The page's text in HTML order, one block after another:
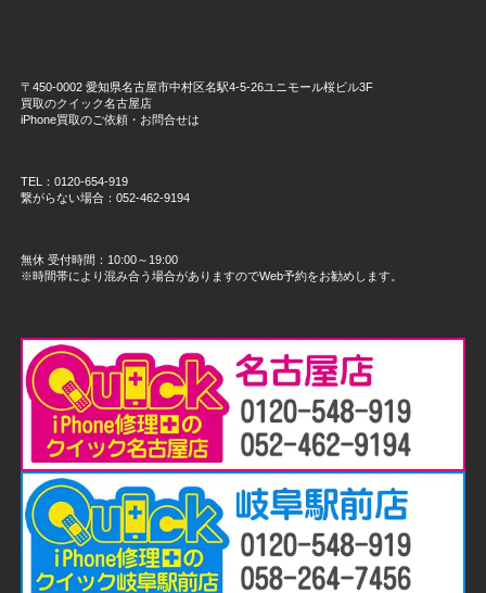
〒450-0002 愛知県名古屋市中村区名駅4-5-26ユニモール桜ビル3F
買取のクイック名古屋店
iPhone買取のご依頼・お問合せは
TEL：0120-654-919
繋がらない場合：052-462-9194
無休 受付時間：10:00～19:00
※時間帯により混み合う場合がありますのでWeb予約をお勧めします。